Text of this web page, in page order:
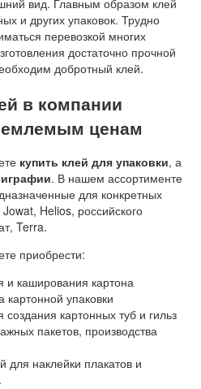
вид. Главным образом клей
и других упаковок. Трудно
перевозкой многих
достаточно прочной
добротный клей.
в компании
ценам
купить клей для упаковки, а
. В нашем ассортименте
для конкретных
Helios, российского
Terra.
приобрести:
и каширования картона
картонной упаковки
картонных туб и гильз
пакетов, производства
для наклейки плакатов и